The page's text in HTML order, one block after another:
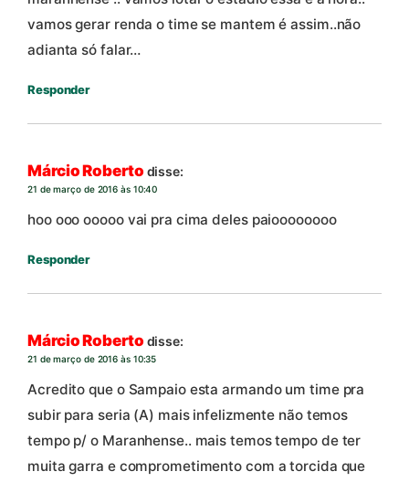
vamos gerar renda o time se mantem é assim..não
adianta só falar…
Responder
Márcio Roberto disse:
21 de março de 2016 às 10:40
hoo ooo ooooo vai pra cima deles paioooooooo
Responder
Márcio Roberto disse:
21 de março de 2016 às 10:35
Acredito que o Sampaio esta armando um time pra
subir para seria (A) mais infelizmente não temos
tempo p/ o Maranhense.. mais temos tempo de ter
muita garra e comprometimento com a torcida que